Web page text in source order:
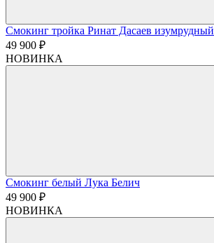
Смокинг тройка Ринат Дасаев изумрудный
49 900 ₽
НОВИНКА
Смокинг белый Лука Белич
49 900 ₽
НОВИНКА